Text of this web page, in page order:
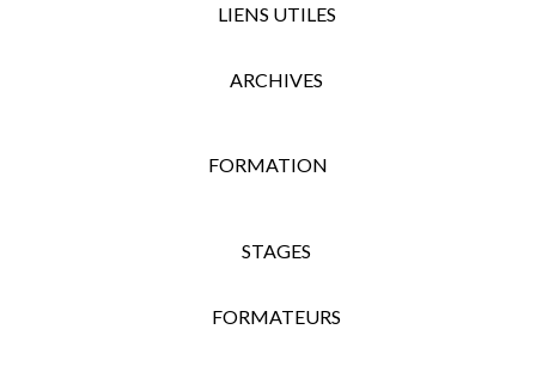
LIENS UTILES
ARCHIVES
FORMATION
STAGES
FORMATEURS